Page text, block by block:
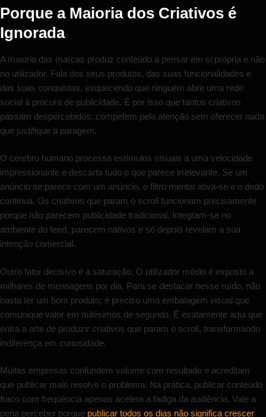
Porque a Maioria dos Criativos é
Ignorada
A maioria das marcas produz conteúdo a pensar em si própria e não
no utilizador. Fala dos seus produtos, das suas funcionalidades e
das suas conquistas, esquecendo que ninguém abre uma rede
social à procura de publicidade. É por isso que tantos criativos
passam despercebidos: competem pela atenção sem oferecer nada
que justifique a paragem.
O cérebro humano processa estímulos visuais a uma velocidade
impressionante e descarta tudo o que parece irrelevante. Se um
anúncio se parece com um anúncio, o filtro mental ativa-se e o dedo
continua. Os criativos que param o scroll funcionam precisamente
porque não parecem publicidade tradicional. Integram-se no
ambiente do feed, parecem nativos e só depois revelam a sua
intenção comercial.
Outro fator decisivo é a saturação. O utilizador médio é exposto a
milhares de mensagens por dia. Para se destacar nesse ruído, não
basta ter um bom produto; é preciso uma embalagem visual que
comunique valor em milésimos de segundo. É exatamente aqui que
entra a arte de produzir criativos que param o scroll, transformando
indiferença em curiosidade.
Muitas empresas confundem volume com resultado e acreditam
que publicar mais resolve o problema. Na prática, publicar conteúdo
fraco com frequência apenas acelera a fadiga da audiência. Vale a
pena perceber porque publicar todos os dias não significa crescer